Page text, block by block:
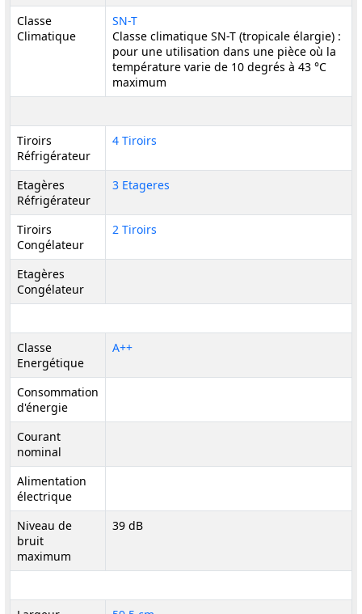
Classe
Climatique
SN-T
Classe climatique SN-T (tropicale élargie) :
pour une utilisation dans une pièce où la
température varie de 10 degrés à 43 °C
maximum
Tiroirs
Réfrigérateur
4 Tiroirs
Etagères
Réfrigérateur
3 Etageres
Tiroirs
Congélateur
2 Tiroirs
Etagères
Congélateur
Classe
Energétique
A++
Consommation
d'énergie
Courant
nominal
Alimentation
électrique
Niveau de
bruit
maximum
39 dB